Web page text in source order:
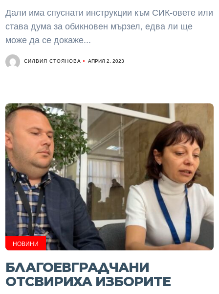
Дали има спуснати инструкции към СИК-овете или
става дума за обикновен мързел, едва ли ще
може да се докаже...
СИЛВИЯ СТОЯНОВА АПРИЛ 2, 2023
НОВИНИ
БЛАГОЕВГРАДЧАНИ
ОТСВИРИХА ИЗБОРИТЕ